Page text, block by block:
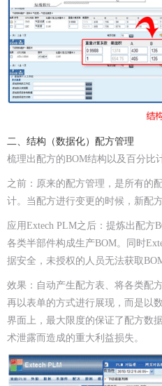
二、结构（数据化）配方管理
梳理出配方的BOM结构以及百分比
之前：原来的配方管理，是所有的
计。当配方进行变更的时候，新配
应用Extech PLM之后：提炼出配方
各类半部件构成生产BOM。同时
据安全，未授权的人员无法获取
效果：自动产生配方表、将各类配
再以表单的方式进行展现，而是以
界面上，最大限度的保证了配方数
术泄露而造成的重大利益损失。